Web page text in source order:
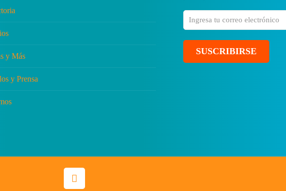
y Más
y Prensa